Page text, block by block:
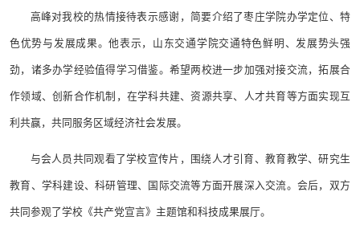
高峰对我校的热情接待表示感谢，简要介绍了枣庄学院办学定位、特
色优势与发展成果。他表示，山东交通学院交通特色鲜明、发展势头强
劲，诸多办学经验值得学习借鉴。希望两校进一步加强对接交流，拓展合
作领域、创新合作机制，在学科共建、资源共享、人才共育等方面实现互
利共赢，共同服务区域经济社会发展。
与会人员共同观看了学校宣传片，围绕人才引育、教育教学、研究生
教育、学科建设、科研管理、国际交流等方面开展深入交流。会后，双方
共同参观了学校《共产党宣言》主题馆和科技成果展厅。